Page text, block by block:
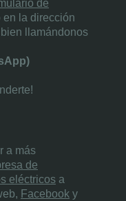
de
en la dirección
llamándonos
a más
de
eléctricos a
Facebook y